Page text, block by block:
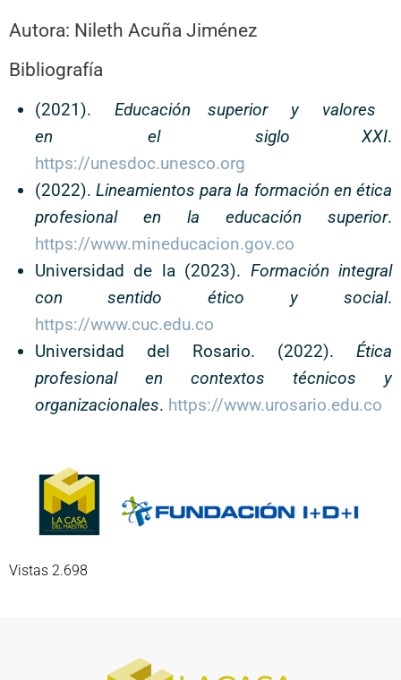
Autora: Nileth Acuña Jiménez
Bibliografía
(2021). Educación superior y valores
en el siglo XXI.
https://unesdoc.unesco.org
(2022). Lineamientos para la formación en ética
profesional en la educación superior.
https://www.mineducacion.gov.co
Universidad de la (2023). Formación integral
con sentido ético y social.
https://www.cuc.edu.co
Universidad del Rosario. (2022). Ética
profesional en contextos técnicos y
organizacionales. https://www.urosario.edu.co
Vistas 2.698